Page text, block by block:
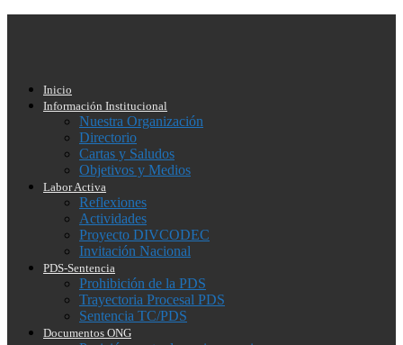
Inicio
Información Institucional
Nuestra Organización
Directorio
Cartas y Saludos
Objetivos y Medios
Labor Activa
Reflexiones
Actividades
Proyecto DIVCODEC
Invitación Nacional
PDS-Sentencia
Prohibición de la PDS
Trayectoria Procesal PDS
Sentencia TC/PDS
Documentos ONG